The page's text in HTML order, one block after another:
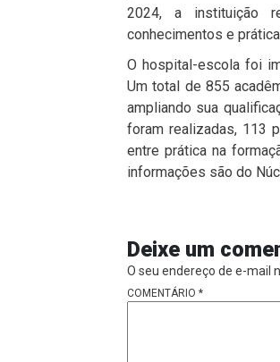
2024, a instituição
conhecimentos e
O hospital-escola foi
Um total de 855
ampliando sua
foram realizadas, 113
entre prática na
informações são do
Deixe um
O seu endereço de e-mail
COMENTÁRIO *